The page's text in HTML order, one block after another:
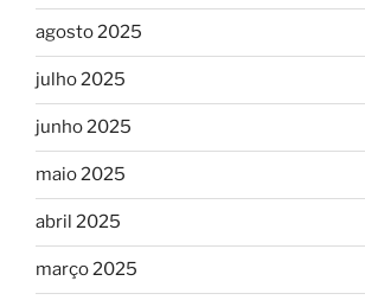
agosto 2025
julho 2025
junho 2025
maio 2025
abril 2025
março 2025